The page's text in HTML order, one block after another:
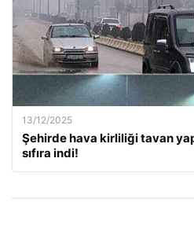
13/12/2025
Şehirde hava kirliliği tavan
sıfıra indi!